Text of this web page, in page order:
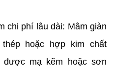
chi phí lâu dài: Mâm giàn
hoặc hợp kim chất
được mạ kẽm hoặc sơn